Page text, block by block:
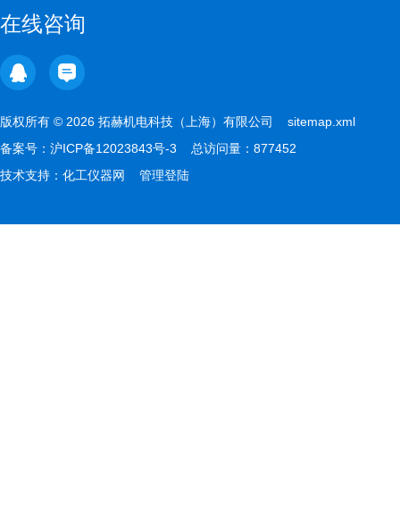
在线咨询
版权所有 © 2026 拓赫机电科技（上海）有限公司 sitemap.xml
备案号： 沪ICP备12023843号-3 总访问量：877452
技术支持： 化工仪器网 管理登陆